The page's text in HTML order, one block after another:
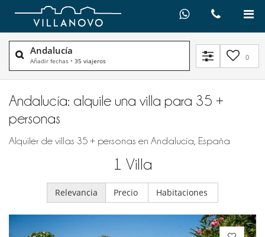
Andalucía
Añadir fechas • 35 viajeros 0
Andalucía: alquile una villa para 35 +
personas
Alquiler de villas 35 + personas en Andalucía, España
1 Villa
Relevancia Precio Habitaciones